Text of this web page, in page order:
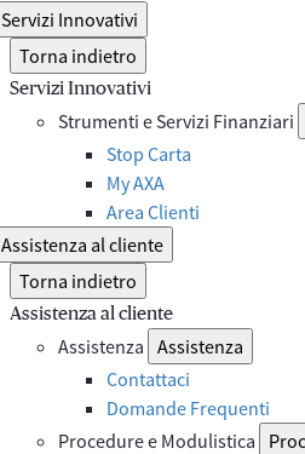
Servizi Innovativi
Torna indietro
Servizi Innovativi
Strumenti e Servizi Finanziari
Stop Carta
My AXA
Area Clienti
Assistenza al cliente
Torna indietro
Assistenza al cliente
Assistenza Assistenza
Contattaci
Domande Frequenti
Procedure e Modulistica